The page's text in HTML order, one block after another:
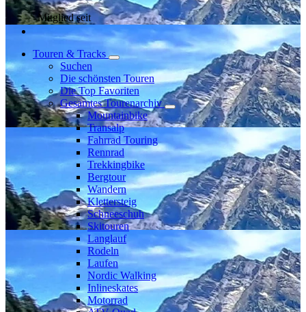
Mitglied seit
Touren & Tracks
Suchen
Die schönsten Touren
Die Top Favoriten
Gesamtes Tourenarchiv
Mountainbike
Transalp
Fahrrad Touring
Rennrad
Trekkingbike
Bergtour
Wandern
Klettersteig
Schneeschuh
Skitouren
Langlauf
Rodeln
Laufen
Nordic Walking
Inlineskates
Motorrad